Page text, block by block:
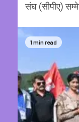
संघ (सीपीए)
1 min read